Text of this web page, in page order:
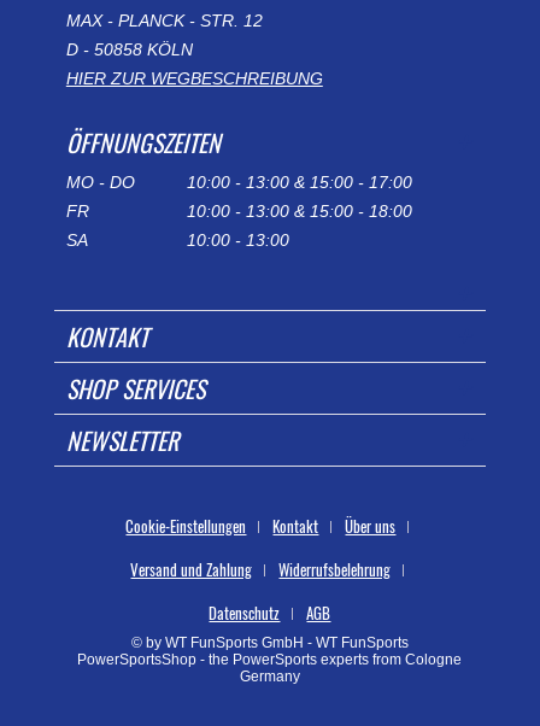
MAX - PLANCK - STR. 12
D - 50858 KÖLN
HIER ZUR WEGBESCHREIBUNG
ÖFFNUNGSZEITEN
MO - DO
10:00 - 13:00 & 15:00 - 17:00
FR
10:00 - 13:00 & 15:00 - 18:00
SA
10:00 - 13:00
KONTAKT
SHOP SERVICES
NEWSLETTER
Cookie-Einstellungen Kontakt
Über uns
Versand und Zahlung
Widerrufsbelehrung
Datenschutz
AGB
© by WT FunSports GmbH - WT FunSports
PowerSportsShop - the PowerSports experts from Cologne
Germany